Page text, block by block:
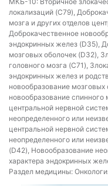
локализаций (C79),
мозга и других отделов
Доброкачественное
эндокринных желез (D35),
мозговых оболочек (D32),
головного мозга (C71),
эндокринных желез и
новообразование
новообразование спинного
центральной нервной
неопределенного или
центральной нервной
неопределенного или
(D42), Новообразование
характера эндокринных
Раздел медицины: